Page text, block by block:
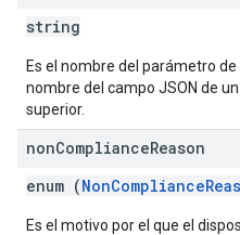
string
Es el nombre del parámetro
nombre del campo JSON de
superior.
nonComplianceReason
enum (
Es el motivo por el que el